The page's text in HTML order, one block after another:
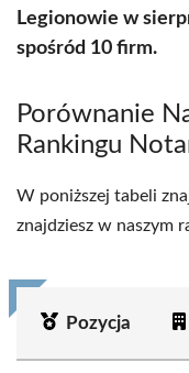
Legionowie w
spośród 10 firm.
Porównanie
Rankingu
W poniższej tabeli
znajdziesz w naszym
Pozycja